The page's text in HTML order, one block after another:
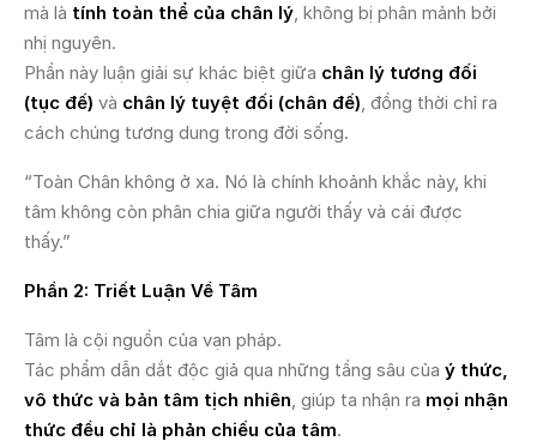
mà là tính toàn thể của chân lý, không bị phân mảnh bởi
nhị nguyên.
Phần này luận giải sự khác biệt giữa chân lý tương đối
(tục đế) và chân lý tuyệt đối (chân đế), đồng thời chỉ ra
cách chúng tương dung trong đời sống.
“Toàn Chân không ở xa. Nó là chính khoảnh khắc này, khi
tâm không còn phân chia giữa người thấy và cái được
thấy.”
Phần 2: Triết Luận Về Tâm
Tâm là cội nguồn của vạn pháp.
Tác phẩm dẫn dắt độc giả qua những tầng sâu của ý thức,
vô thức và bản tâm tịch nhiên, giúp ta nhận ra mọi nhận
thức đều chỉ là phản chiếu của tâm.